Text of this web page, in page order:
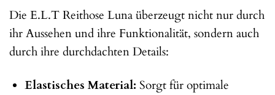
Die E.L.T Reithose Luna überzeugt nicht nur durch
ihr Aussehen und ihre Funktionalität, sondern auch
durch ihre durchdachten Details:
Elastisches Material: Sorgt für optimale